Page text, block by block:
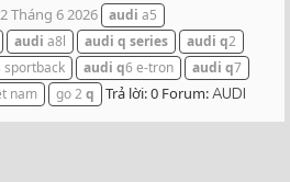
2 Tháng 6 2026 audi a5
audi a8l audi q series audi q2
sportback audi q6 e-tron audi q7
nam go 2 q Trả lời: 0 Forum:AUDI